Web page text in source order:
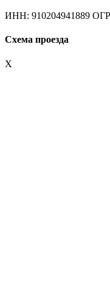
ИНН: 910204941889
Схема проезда
X